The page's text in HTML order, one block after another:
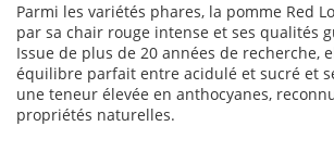
Parmi les variétés phares, la pomme Red
par sa chair rouge intense et ses qualités
Issue de plus de 20 années de recherche,
équilibre parfait entre acidulé et sucré et
une teneur élevée en anthocyanes,
propriétés naturelles.